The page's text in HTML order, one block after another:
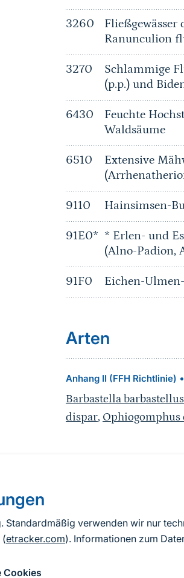
Standardmäßig verwenden wir nur
(etracker.com). Informationen zum
Cookies
3260
Ranunculion
3270
Schlammige
(p.p.) und
6430
Feuchte
Waldsäume
6510
Extensive
9110 Hainsimsen-
91E0* * Erlen- und
(Alno-Padion,
91F0 Eichen-
Arten
Anhang II (FFH Richtlinie) •
Barbastella barbastellus
dispar, Ophiogomphus
Nach Angaben der
2019). Aus